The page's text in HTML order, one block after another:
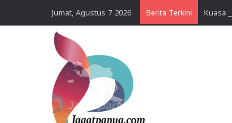
Jumat, Agustus 7 2026 Berita Terkini